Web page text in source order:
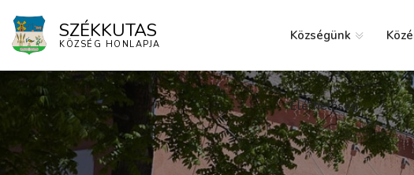
SZÉKKUTAS
KÖZSÉG HONLAPJA
Községünk
Elérhetőség